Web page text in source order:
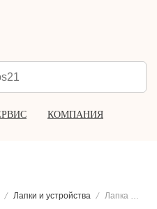
КОМПАНИЯ
Лапки и устройства Лапка для вшивания молнии Bernina #4D